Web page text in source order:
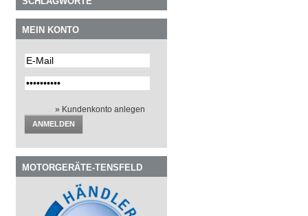
MEIN KONTO
» Kundenkonto anlegen
ANMELDEN
MOTORGERÄTE-TENSFELD